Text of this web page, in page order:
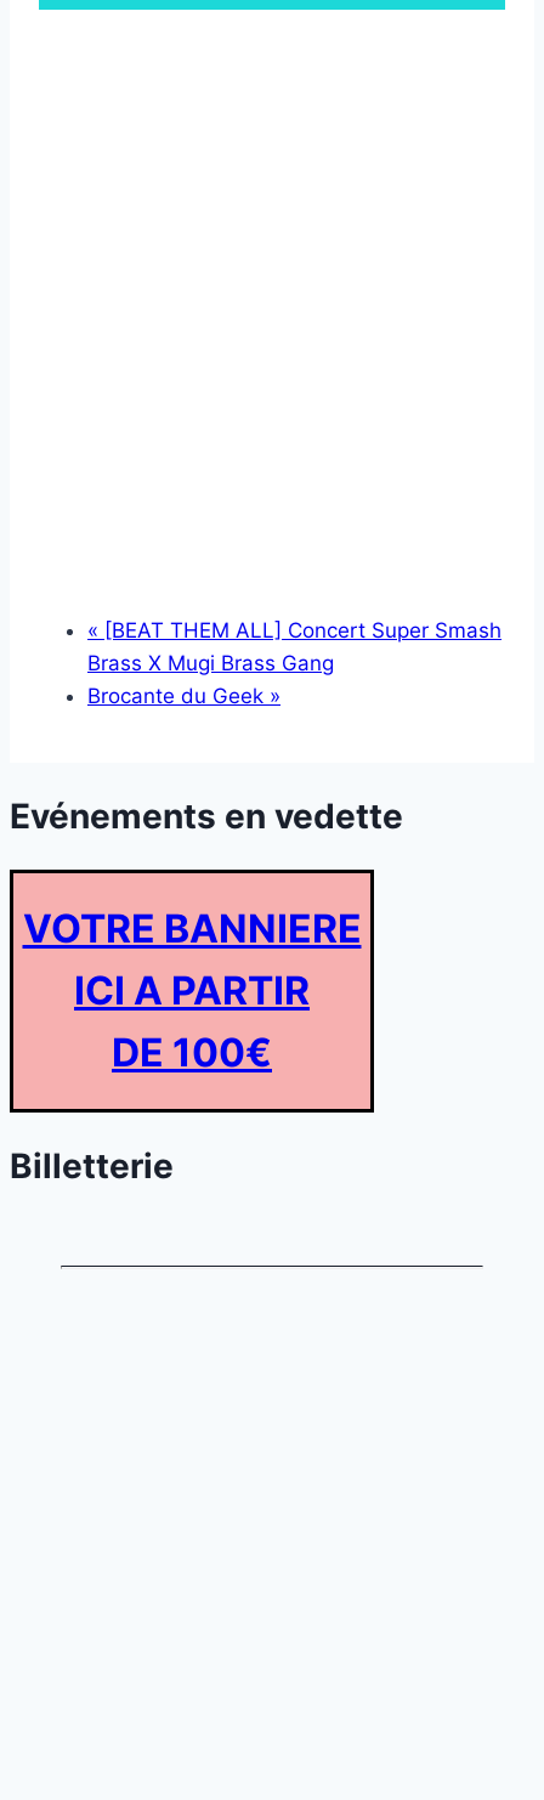
« [BEAT THEM ALL] Concert Super Smash
Brass X Mugi Brass Gang
Brocante du Geek »
Evénements en vedette
VOTRE BANNIERE
ICI A PARTIR
DE 100€
Billetterie